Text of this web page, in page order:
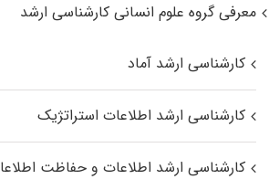
معرفی گروه علوم انسانی کارشناسی ارشد
کارشناسی ارشد آماد
کارشناسی ارشد اطلاعات استراتژیک
کارشناسی ارشد اطلاعات و حفاظت